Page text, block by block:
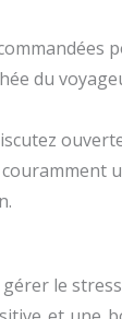
du
couramment
le